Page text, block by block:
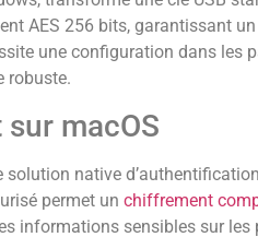
AES 256 bits, garantissant
une configuration dans les
robuste.
sur macOS
native
permet un chiffrement
informations sensibles sur les